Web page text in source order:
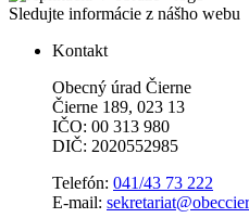
Sledujte informácie z nášho webu
Kontakt
Obecný úrad Čierne
Čierne 189, 023 13
IČO: 00 313 980
DIČ: 2020552985
Telefón: 041/43 73 222
E-mail: